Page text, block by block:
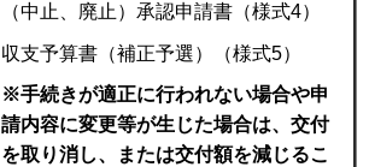
（中止、廃止）承認申請書（様式4）
収支予算書（補正予選）（様式5）
※手続きが適正に行われない場合や申
請内容に変更等が生じた場合は、交付
を取り消し、または交付額を減じるこ